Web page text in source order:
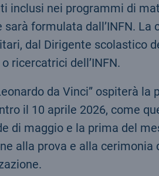
inclusi nei programmi di
sarà formulata dall’INFN.
dal Dirigente scolastico
ricercatrici dell’INFN.
da Vinci” ospiterà
il 10 aprile 2026, come
di maggio e la prima del
alla prova e alla